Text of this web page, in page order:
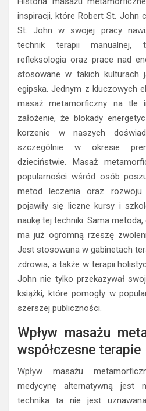
inspiracji, które Robert St. John
St. John w swojej pracy
technik terapii manualnej,
refleksologia oraz prace nad
stosowane w takich kulturach
egipska. Jednym z kluczowych
masaż metamorficzny na tle
założenie, że blokady
korzenie w naszych
szczególnie w okresie
dzieciństwie. Masaż
popularności wśród osób
metod leczenia oraz
pojawiły się liczne kursy i
naukę tej techniki. Sama
ma już ogromną rzeszę
Jest stosowana w gabinetach
zdrowia, a także w terapii
John nie tylko przekazywał
książki, które pomogły w
szerszej publiczności.
Wpływ masażu
współczesne terapie
Wpływ masażu
medycynę alternatywną jest
technika ta nie jest